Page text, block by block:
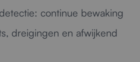
continue bewaking
dreigingen en afwijkend